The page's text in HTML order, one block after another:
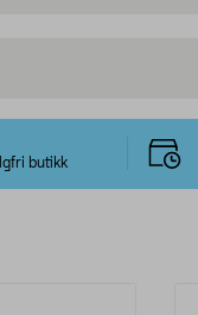
butikk